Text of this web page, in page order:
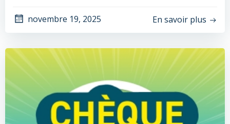
novembre 19, 2025 En savoir plus